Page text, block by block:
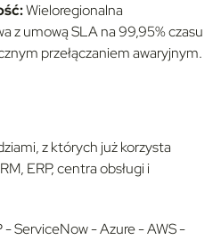
Wieloregionalna
z umową SLA na 99,95% czasu
przełączaniem awaryjnym.
z których już korzysta
ERP, centra obsługi i
- ServiceNow - Azure - AWS -